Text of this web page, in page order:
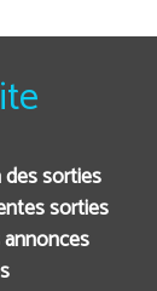
sorties
sorties